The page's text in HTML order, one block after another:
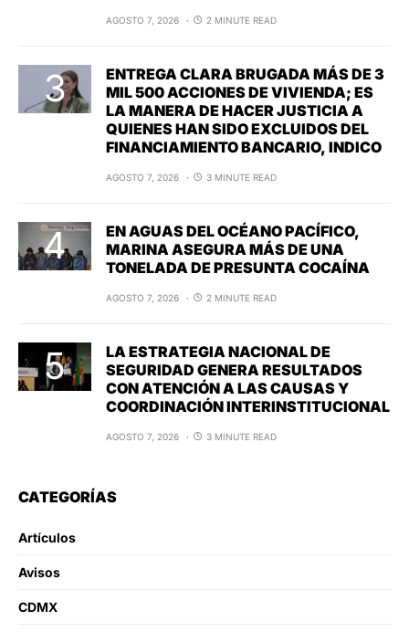
AGOSTO 7, 2026 2 MINUTE READ
ENTREGA CLARA BRUGADA MÁS DE 3
MIL 500 ACCIONES DE VIVIENDA; ES
LA MANERA DE HACER JUSTICIA A
QUIENES HAN SIDO EXCLUIDOS DEL
FINANCIAMIENTO BANCARIO, INDICO
AGOSTO 7, 2026 3 MINUTE READ
EN AGUAS DEL OCÉANO PACÍFICO,
MARINA ASEGURA MÁS DE UNA
TONELADA DE PRESUNTA COCAÍNA
AGOSTO 7, 2026 2 MINUTE READ
LA ESTRATEGIA NACIONAL DE
SEGURIDAD GENERA RESULTADOS
CON ATENCIÓN A LAS CAUSAS Y
COORDINACIÓN INTERINSTITUCIONAL
AGOSTO 7, 2026 3 MINUTE READ
CATEGORÍAS
Artículos
Avisos
CDMX